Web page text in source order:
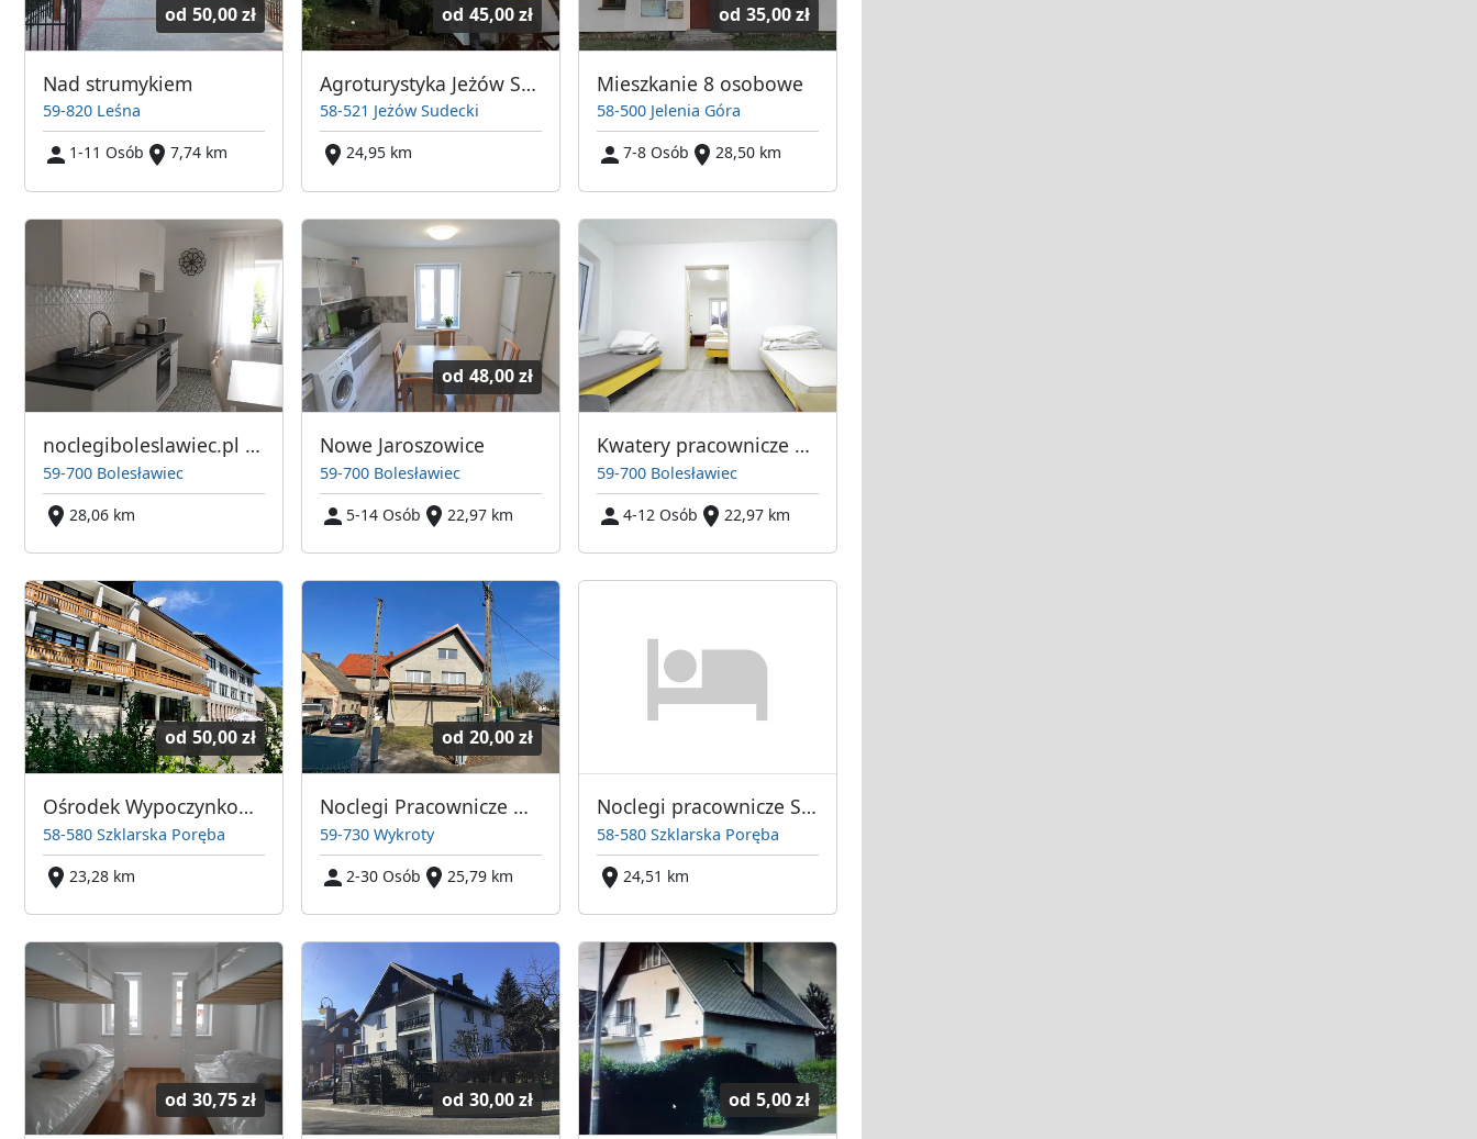
od 50,00 zł
Nad strumykiem
59-820 Leśna
1-11 Osób
7,74 km
od 45,00 zł
Agroturystyka Jeżów Sudecki
58-521 Jeżów Sudecki
24,95 km
od 35,00 zł
Mieszkanie 8 osobowe
58-500 Jelenia Góra
7-8 Osób
28,50 km
noclegiboleslawiec.pl dla FIRM
59-700 Bolesławiec
28,06 km
od 48,00 zł
Nowe Jaroszowice
59-700 Bolesławiec
5-14 Osób
22,97 km
Kwatery pracownicze 5 km od Bolesławca
59-700 Bolesławiec
4-12 Osób
22,97 km
od 50,00 zł
Ośrodek Wypoczynkowy Sudety
58-580 Szklarska Poręba
23,28 km
od 20,00 zł
Noclegi Pracownicze Wykroty Główna 81
59-730 Wykroty
2-30 Osób
25,79 km
Noclegi pracownicze Szept Potoku
58-580 Szklarska Poręba
24,51 km
od 30,75 zł od 30,00 zł od 5,00 zł